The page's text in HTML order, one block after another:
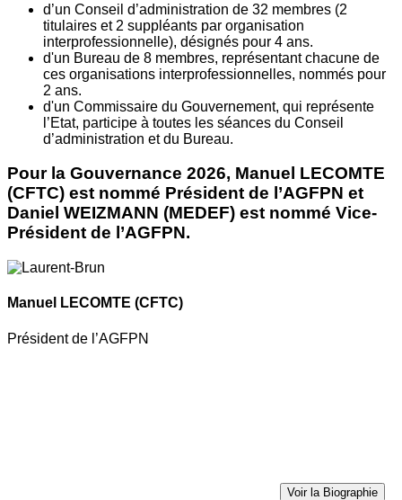
d’un Conseil d’administration de 32 membres (2
titulaires et 2 suppléants par organisation
interprofessionnelle), désignés pour 4 ans.
d'un Bureau de 8 membres, représentant chacune de
ces organisations interprofessionnelles, nommés pour
2 ans.
d'un Commissaire du Gouvernement, qui représente
l’Etat, participe à toutes les séances du Conseil
d’administration et du Bureau.
Pour la Gouvernance 2026, Manuel LECOMTE
(CFTC) est nommé Président de l’AGFPN et
Daniel WEIZMANN (MEDEF) est nommé Vice-
Président de l’AGFPN.
Manuel LECOMTE (CFTC)
Président de l’AGFPN
Voir la Biographie